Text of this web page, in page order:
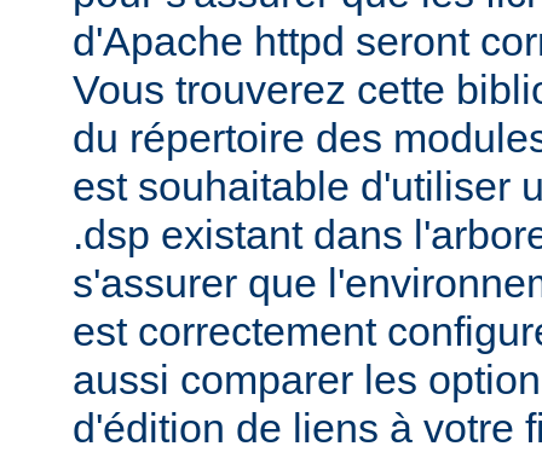
d'Apache httpd seront
Vous trouverez cette
du répertoire des
est souhaitable d'utiliser
.dsp existant dans
s'assurer que
est correctement
aussi comparer les
d'édition de liens à votre